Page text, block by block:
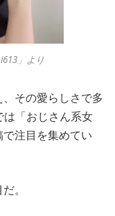
」より
その愛らしさで多
は「おじさん系女
注目を集めてい
。